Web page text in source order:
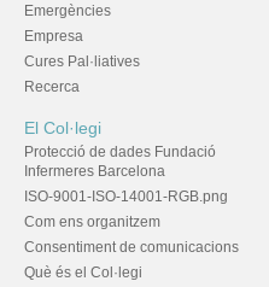
Emergències
Empresa
Cures Pal·liatives
Recerca
El Col·legi
Protecció de dades Fundació
Infermeres Barcelona
ISO-9001-ISO-14001-RGB.png
Com ens organitzem
Consentiment de comunicacions
Què és el Col·legi